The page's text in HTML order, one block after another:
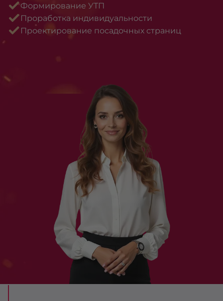
Формирование УТП
Проработка индивидуальности
Проектирование посадочных страниц